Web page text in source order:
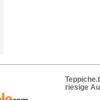
riesige